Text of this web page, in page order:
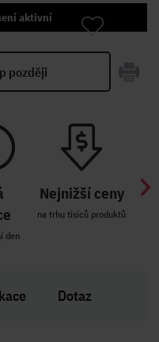
aktivní
později
den
Nejnižší ceny
na trhu tisíců produktů
Dotaz